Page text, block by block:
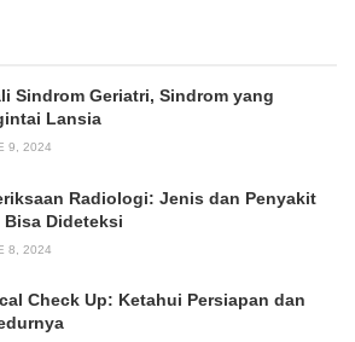
Sindrom Geriatri, Sindrom yang
Lansia
9, 2024
Radiologi: Jenis dan Penyakit
Bisa Dideteksi
8, 2024
Check Up: Ketahui Persiapan dan